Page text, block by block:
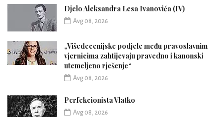
Djelo Aleksandra Lesa Ivanovića (IV)
Avg 08, 2026
„Višedecenijske podjele među pravoslavnim
vjernicima zahtijevaju pravedno i kanonski
utemeljeno rješenje“
Avg 08, 2026
Perfekcionista Vlatko
Avg 08, 2026